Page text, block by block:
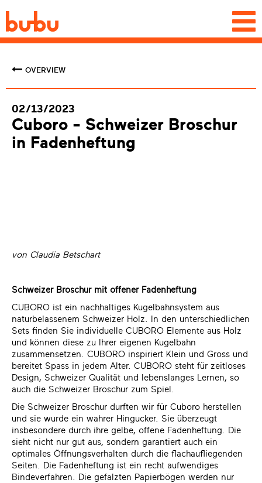
OVERVIEW
02/13/2023
Cuboro - Schweizer Broschur
in Fadenheftung
von Claudia Betschart
Schweizer Broschur mit offener Fadenheftung
CUBORO ist ein nachhaltiges Kugelbahnsystem aus
naturbelassenem Schweizer Holz. In den unterschiedlichen
Sets finden Sie individuelle CUBORO Elemente aus Holz
und können diese zu Ihrer eigenen Kugelbahn
zusammensetzen. CUBORO inspiriert Klein und Gross und
bereitet Spass in jedem Alter. CUBORO steht für zeitloses
Design, Schweizer Qualität und lebenslanges Lernen, so
auch die Schweizer Broschur zum Spiel.
Die Schweizer Broschur durften wir für Cuboro herstellen
und sie wurde ein wahrer Hingucker. Sie überzeugt
insbesondere durch ihre gelbe, offene Fadenheftung. Die
sieht nicht nur gut aus, sondern garantiert auch ein
optimales Öffnungsverhalten durch die flachaufliegenden
Seiten. Die Fadenheftung ist ein recht aufwendiges
Bindeverfahren. Die gefalzten Papierbögen werden nur